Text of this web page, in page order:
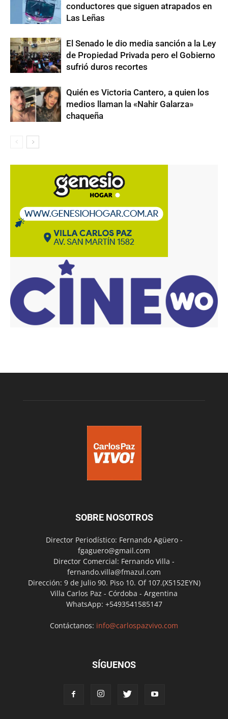
conductores que siguen atrapados en
Las Leñas
El Senado le dio media sanción a la Ley
de Propiedad Privada pero el Gobierno
sufrió duros recortes
Quién es Victoria Cantero, a quien los
medios llaman la «Nahir Galarza»
chaqueña
SOBRE NOSOTROS
Director Periodístico: Fernando Agüero -
fgaguero@gmail.com
Director Comercial: Fernando Villa -
fernando.villa@fmazul.com
Dirección: 9 de Julio 90. Piso 10. Of 107.(X5152EYN)
Villa Carlos Paz - Córdoba - Argentina
WhatsApp: +5493541585147
Contáctanos: info@carlospazvivo.com
SÍGUENOS